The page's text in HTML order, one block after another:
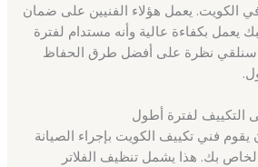
الكويت. يعمل هؤلاء الفنيين على ضمان
يعمل بكفاءة عالية وأنه مستدام لفترة
سنلقي نظرة على أفضل طرق الحفاظ
لفترة أطول
فني تكييف الكويت بإجراء الصيانة
بك. هذا يشمل تنظيف الفلاتر